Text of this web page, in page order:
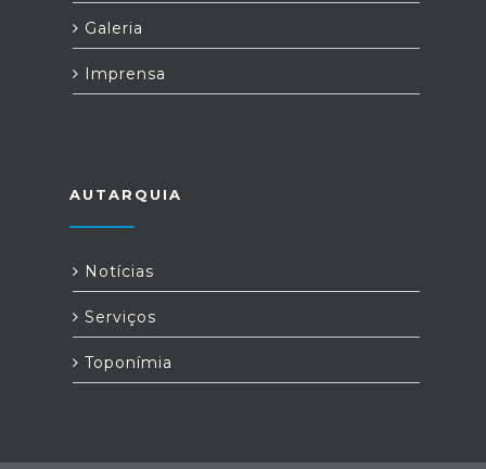
Galeria
Imprensa
AUTARQUIA
Notícias
Serviços
Toponímia